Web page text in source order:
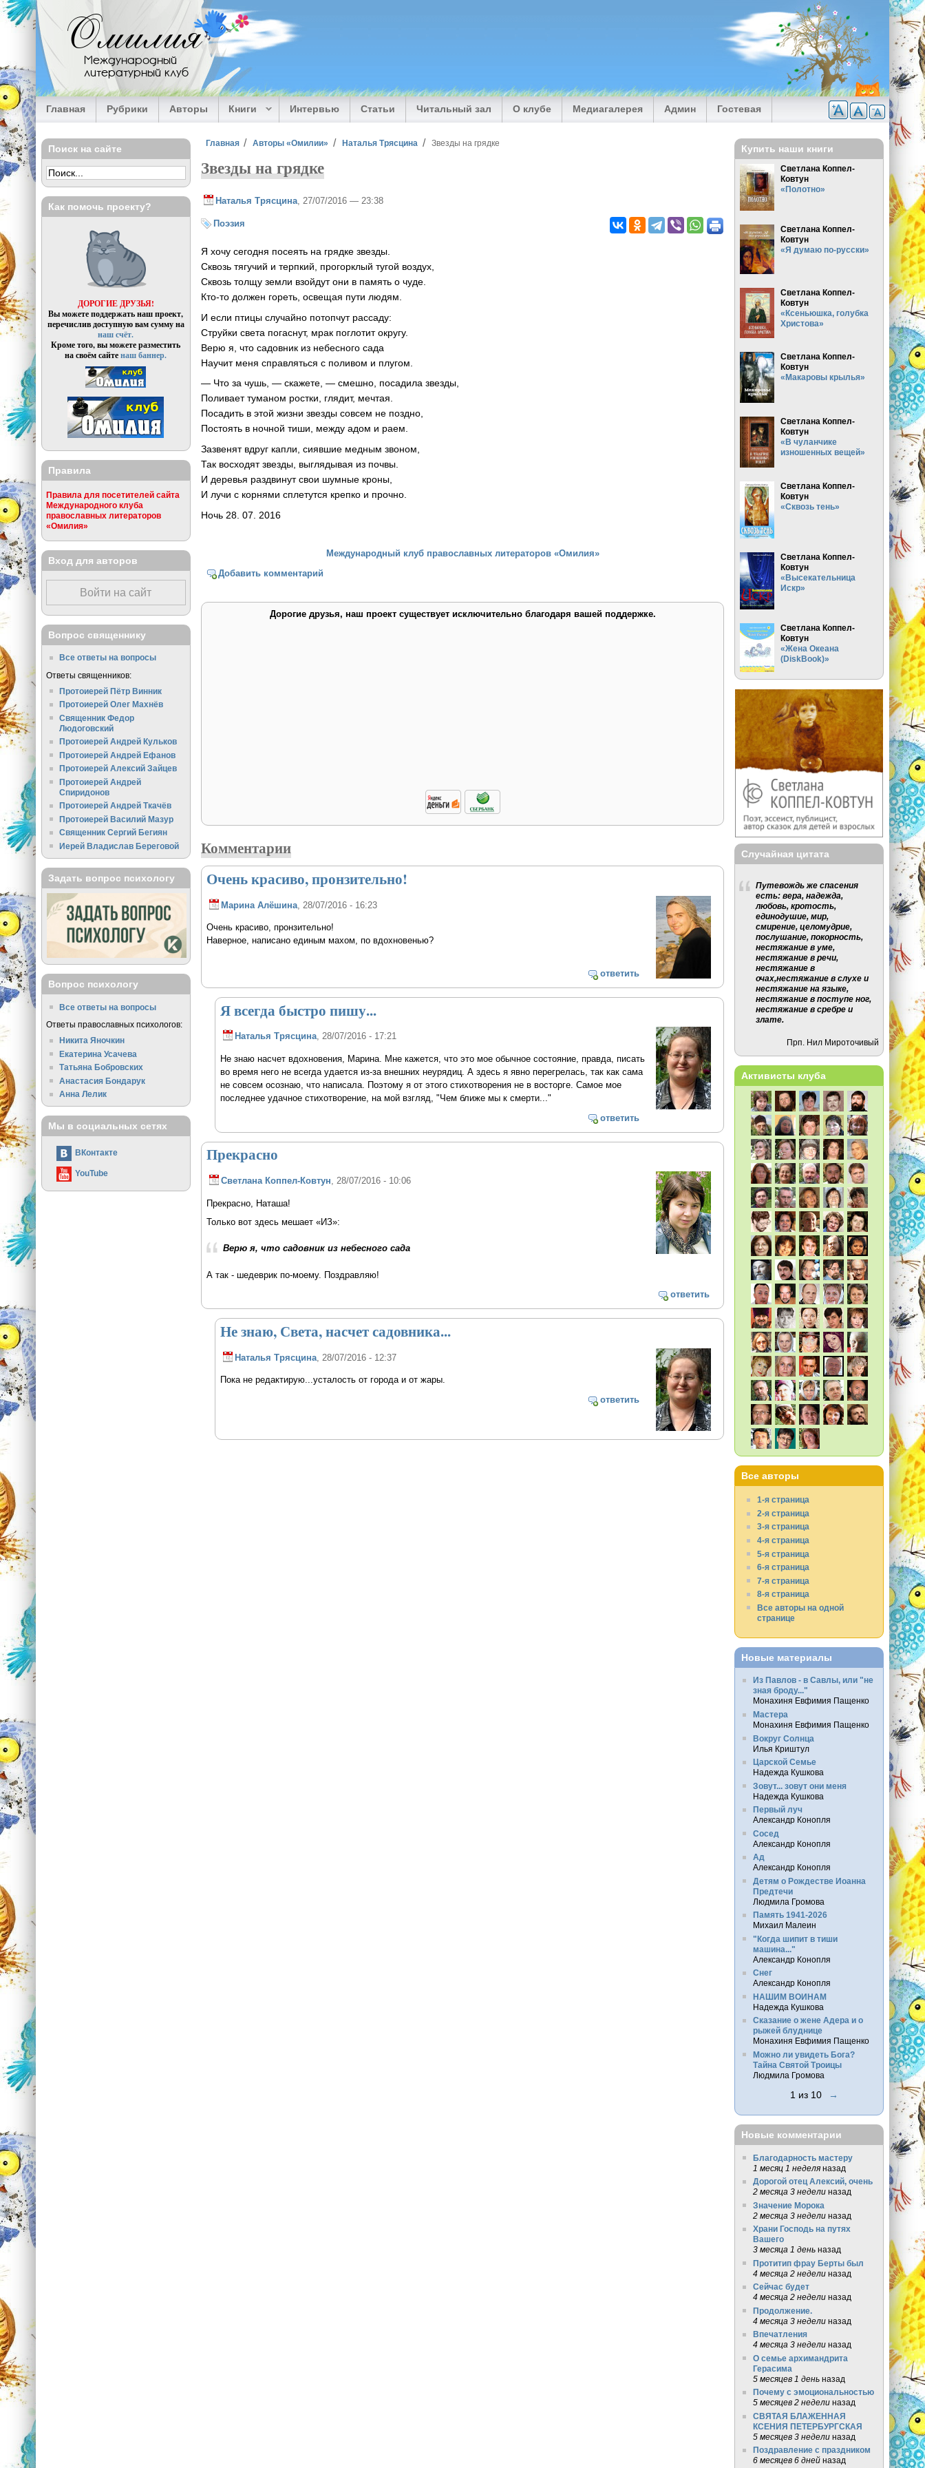
Перейти к основному содержанию
Омилия
Международный
литературный клуб
Главная Рубрики Авторы Книги Интервью Статьи Читальный зал О клубе Медиагалерея Админ Гостевая
Вы здесь
Главная Авторы «Омилии» Наталья Трясцина Звезды на грядке
Звезды на грядке
Наталья Трясцина , 27/07/2016 — 23:38
Поэзия
Я хочу сегодня посеять на грядке звезды.
Сквозь тягучий и терпкий, прогорклый тугой воздух,
Сквозь толщу земли взойдут они в память о чуде.
Кто-то должен гореть, освещая пути людям.
И если птицы случайно потопчут рассаду:
Струйки света погаснут, мрак поглотит округу.
Верю я, что садовник из небесного сада
Научит меня справляться с поливом и плугом.
— Что за чушь, — скажете, — смешно, посадила звезды,
Поливает туманом ростки, глядит, мечтая.
Посадить в этой жизни звезды совсем не поздно,
Постоять в ночной тиши, между адом и раем.
Зазвенят вдруг капли, сиявшие медным звоном,
Так восходят звезды, выглядывая из почвы.
И деревья раздвинут свои шумные кроны,
И лучи с корнями сплетутся крепко и прочно.
Ночь 28. 07. 2016
Международный клуб православных литераторов «Омилия»
Добавить комментарий
Дорогие друзья, наш проект существует исключительно благодаря вашей поддержке.
Комментарии
Очень красиво, пронзительно!
Марина Алёшина, 28/07/2016 - 16:23
Очень красиво, пронзительно!
Наверное, написано единым махом, по вдохновенью?
ответить
Я всегда быстро пишу...
Наталья Трясцина, 28/07/2016 - 17:21
Не знаю насчет вдохновения, Марина. Мне кажется, что это мое обычное состояние, правда, писать
во время него не всегда удается из-за внешних неурядиц. А здесь я явно перегрелась, так как сама
не совсем осознаю, что написала. Поэтому я от этого стихотворения не в восторге. Самое мое
последнее удачное стихотворение, на мой взгляд, "Чем ближе мы к смерти..."
ответить
Прекрасно
Светлана Коппел-Ковтун, 28/07/2016 - 10:06
Прекрасно, Наташа!
Только вот здесь мешает «ИЗ»:
Верю я, что садовник из небесного сада
А так - шедеврик по-моему. Поздравляю!
ответить
Не знаю, Света, насчет садовника...
Наталья Трясцина, 28/07/2016 - 12:37
Пока не редактирую...усталость от города и от жары.
ответить
Поиск на сайте
Как помочь проекту?
ДОРОГИЕ ДРУЗЬЯ!
Вы можете поддержать наш проект,
перечислив доступную вам сумму на
наш счёт.
Кроме того, вы можете разместить
на своём сайтенаш баннер.
Правила
Правила для посетителей сайта
Международного клуба
православных литераторов
«Омилия»
Вход для авторов
Войти на сайт
Вопрос священнику
Все ответы на вопросы
Ответы священников:
Протоиерей Пётр Винник
Протоиерей Олег Махнёв
Священник Федор
Людоговский
Протоиерей Андрей Кульков
Протоиерей Андрей Ефанов
Протоиерей Алексий Зайцев
Протоиерей Андрей
Спиридонов
Протоиерей Андрей Ткачёв
Протоиерей Василий Мазур
Священник Сергий Бегиян
Иерей Владислав Береговой
Задать вопрос психологу
Вопрос психологу
Все ответы на вопросы
Ответы православных психологов:
Никита Яночкин
Екатерина Усачева
Татьяна Бобровских
Анастасия Бондарук
Анна Лелик
Мы в социальных сетях
ВКонтакте
YouTube
Купить наши книги
Светлана Коппел-
Ковтун
«Полотно»
Светлана Коппел-
Ковтун
«Я думаю по-русски»
Светлана Коппел-
Ковтун
«Ксеньюшка, голубка
Христова»
Светлана Коппел-
Ковтун
«Макаровы крылья»
Светлана Коппел-
Ковтун
«В чуланчике
изношенных вещей»
Светлана Коппел-
Ковтун
«Сквозь тень»
Светлана Коппел-
Ковтун
«Высекательница
Искр»
Светлана Коппел-
Ковтун
«Жена Океана
(DiskBook)»
Случайная цитата
Путевождь же спасения
есть: вера, надежда,
любовь, кротость,
единодушие, мир,
смирение, целомудрие,
послушание, покорность,
нестяжание в уме,
нестяжание в речи,
нестяжание в
очах,нестяжание в слухе и
нестяжание на языке,
нестяжание в поступе ног,
нестяжание в сребре и
злате.
Прп. Нил Мироточивый
Активисты клуба
Все авторы
1-я страница
2-я страница
3-я страница
4-я страница
5-я страница
6-я страница
7-я страница
8-я страница
Все авторы на одной
странице
Новые материалы
Из Павлов - в Савлы, или "не
зная броду..."
Монахиня Евфимия Пащенко
Мастера
Монахиня Евфимия Пащенко
Вокруг Солнца
Илья Криштул
Царской Семье
Надежда Кушкова
Зовут... зовут они меня
Надежда Кушкова
Первый луч
Александр Конопля
Сосед
Александр Конопля
Ад
Александр Конопля
Детям о Рождестве Иоанна
Предтечи
Людмила Громова
Память 1941-2026
Михаил Малеин
"Когда шипит в тиши
машина..."
Александр Конопля
Снег
Александр Конопля
НАШИМ ВОИНАМ
Надежда Кушкова
Сказание о жене Адера и о
рыжей блуднице
Монахиня Евфимия Пащенко
Можно ли увидеть Бога?
Тайна Святой Троицы
Людмила Громова
1 из 10 →
Новые комментарии
Благодарность мастеру
1 месяц 1 неделяназад
Дорогой отец Алексий, очень
2 месяца 3 неделиназад
Значение Морока
2 месяца 3 неделиназад
Храни Господь на путях
Вашего
3 месяца 1 деньназад
Протитип фрау Берты был
4 месяца 2 неделиназад
Сейчас будет
4 месяца 2 неделиназад
Продолжение.
4 месяца 3 неделиназад
Впечатления
4 месяца 3 неделиназад
О семье архимандрита
Герасима
5 месяцев 1 деньназад
Почему с эмоциональностью
5 месяцев 2 неделиназад
СВЯТАЯ БЛАЖЕННАЯ
КСЕНИЯ ПЕТЕРБУРГСКАЯ
5 месяцев 3 неделиназад
Поздравление с праздником
6 месяцев 6 днейназад